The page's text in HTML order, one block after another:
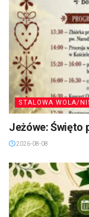
STALOWA WOLA/
Jeżówe: Święto
2026-08-08